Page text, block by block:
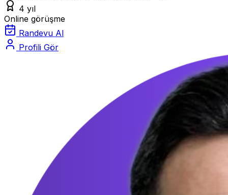
4 yıl
Online görüşme
Randevu Al
Profili Gör